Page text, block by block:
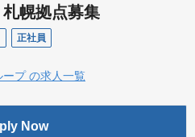
幌拠点募集
正社員
プ の求人一覧
Now